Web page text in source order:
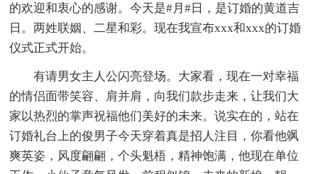
的欢迎和衷心的感谢。今天是#月#日，是订婚的黄道吉
日。两姓联姻、二星和彩。现在我宣布xxx和xxx的订婚
仪式正式开始。
有请男女主人公闪亮登场。大家看，现在一对幸福
的情侣面带笑容、肩并肩，向我们款步走来，让我们大
家以热烈的掌声祝福他们美好的未来。说实在的，站在
订婚礼台上的俊男子今天穿着真是招人注目，你看他飒
爽英姿，风度翩翩，个头魁梧，精神饱满，他现在单位